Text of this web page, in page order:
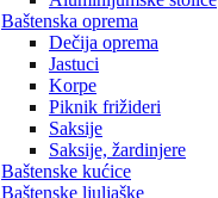
Baštenska oprema
Dečija oprema
Jastuci
Korpe
Piknik frižideri
Saksije
Saksije, žardinjere
Baštenske kućice
Baštenske ljuljaške